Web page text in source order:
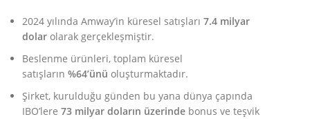
2024 yılında Amway’in küresel satışları 7.4 milyar
dolar olarak gerçekleşmiştir.
Beslenme ürünleri, toplam küresel
satışların %64’ünü oluşturmaktadır.
Şirket, kurulduğu günden bu yana dünya çapında
IBO’lere 73 milyar doların üzerinde bonus ve teşvik